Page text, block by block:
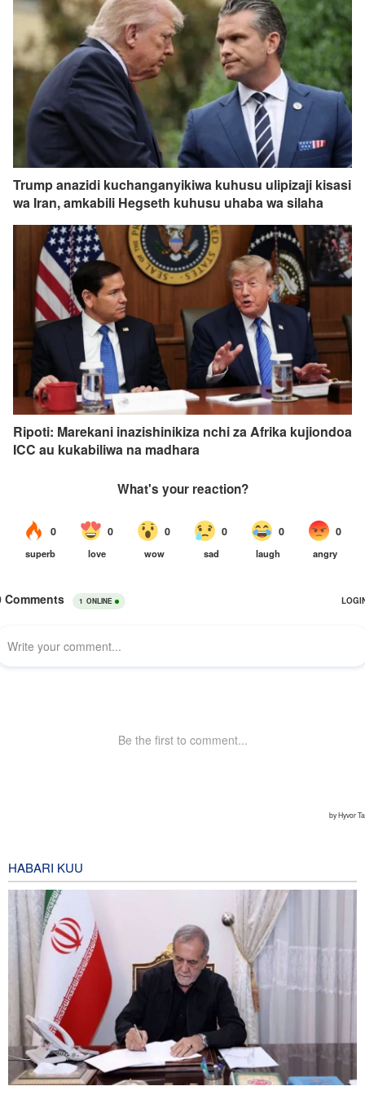
Trump anazidi kuchanganyikiwa kuhusu ulipizaji kisasi
wa Iran, amkabili Hegseth kuhusu uhaba wa silaha
Ripoti: Marekani inazishinikiza nchi za Afrika kujiondoa
ICC au kukabiliwa na madhara
HABARI KUU